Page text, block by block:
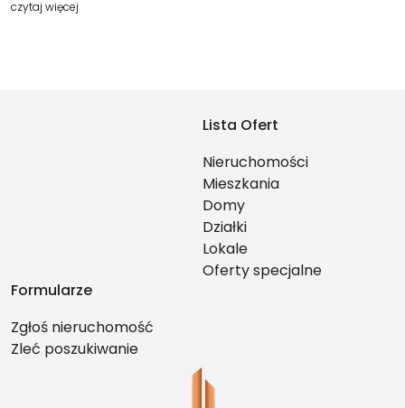
czytaj więcej
Lista Ofert
Nieruchomości
Mieszkania
Domy
Działki
Lokale
Oferty specjalne
Formularze
Zgłoś nieruchomość
Zleć poszukiwanie